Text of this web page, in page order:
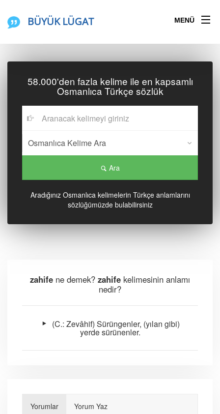
BÜYÜK LÜGAT MENÜ
58.000'den fazla kelime ile en kapsamlı
Osmanlıca Türkçe sözlük
Ara
Aradığınız Osmanlıca kelimelerin Türkçe anlamlarını
sözlüğümüzde bulabilirsiniz
zahife ne demek? zahife kelimesinin anlamı
nedir?
(C.: Zevâhif) Sürüngenler, (yılan gibi)
yerde sürünenler.
Yorumlar Yorum Yaz